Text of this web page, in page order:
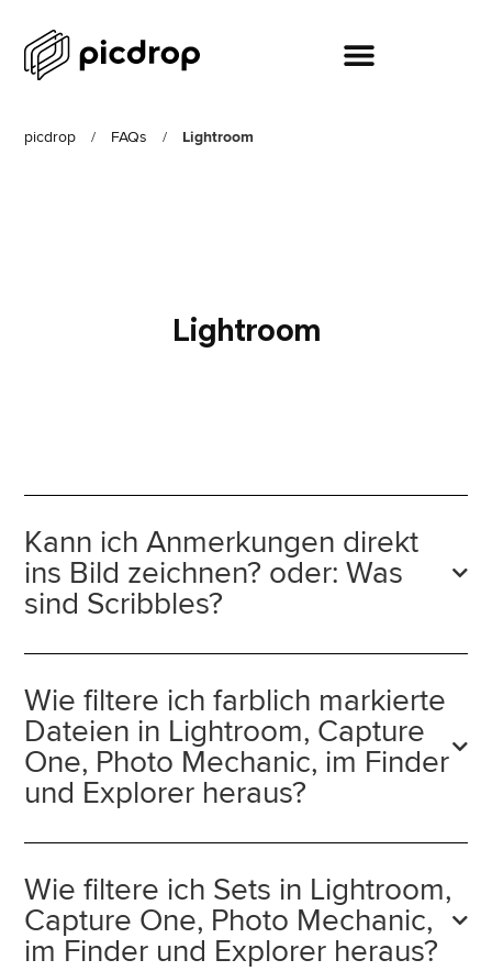
picdrop / FAQs / Lightroom
Lightroom
Kann ich Anmerkungen direkt
ins Bild zeichnen? oder: Was
sind Scribbles?
Wie filtere ich farblich markierte
Dateien in Lightroom, Capture
One, Photo Mechanic, im Finder
und Explorer heraus?
Wie filtere ich Sets in Lightroom,
Capture One, Photo Mechanic,
im Finder und Explorer heraus?